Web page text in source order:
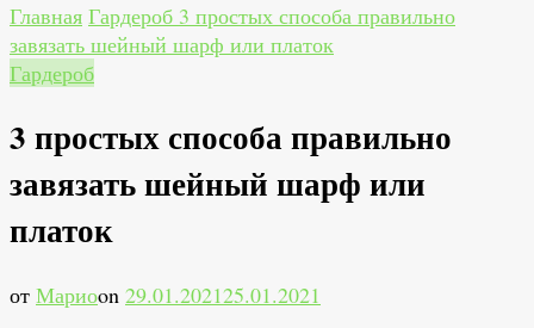
Главная Гардероб 3 простых способа правильно
завязать шейный шарф или платок
Гардероб
3 простых способа правильно
завязать шейный шарф или
платок
от Мариоon 29.01.202125.01.2021